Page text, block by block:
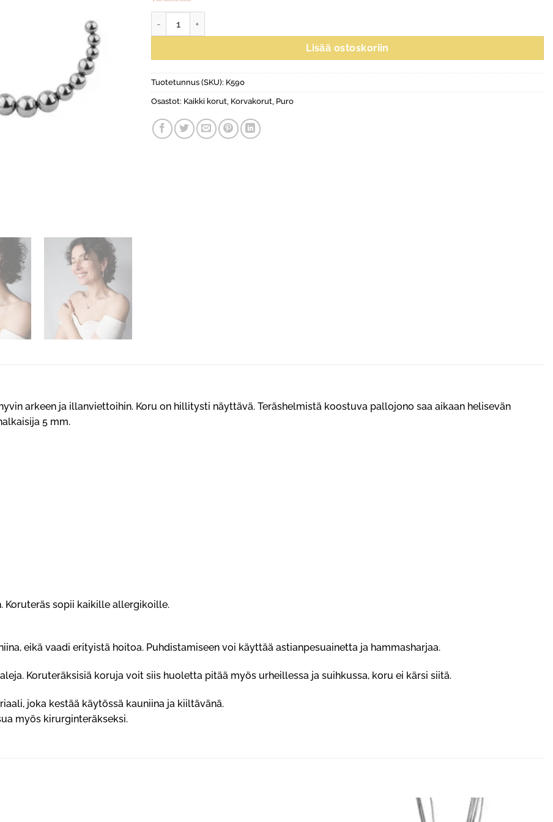
Lisää ostoskoriin
Tuotetunnus (SKU): K590
Osastot: Kaikki korut, Korvakorut, Puro
arkeen ja illanviettoihin. Koru on hillitysti näyttävä. Teräshelmistä koostuva pallojono saa aikaan helisevän
5 mm.
Koruteräs sopii kaikille allergikoille.
eikä vaadi erityistä hoitoa. Puhdistamiseen voi käyttää astianpesuainetta ja hammasharjaa.
Koruteräksisiä koruja voit siis huoletta pitää myös urheillessa ja suihkussa, koru ei kärsi siitä.
joka kestää käytössä kauniina ja kiiltävänä.
myös kirurginteräkseksi.